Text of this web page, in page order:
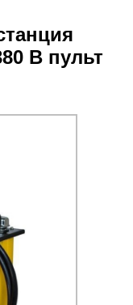
В пульт